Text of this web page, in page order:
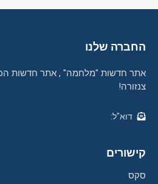
החברה שלנו
אתר חדשות "מלחמה" , אתר חדשות
צנזורה!
דוא"ל:
קישורים
סקס